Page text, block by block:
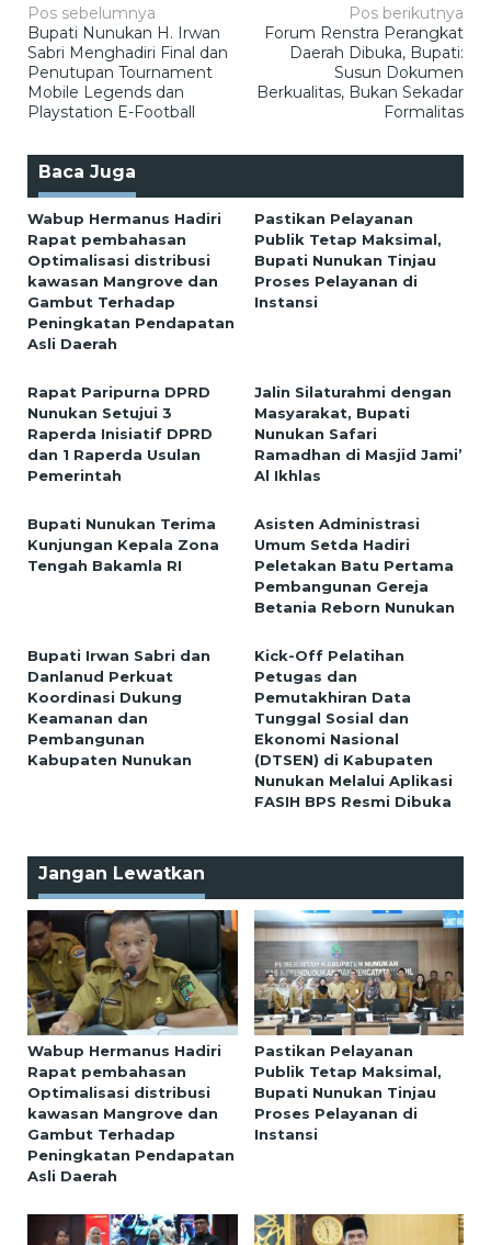
Navigasi
pos
Pos sebelumnya
Bupati Nunukan H. Irwan
Sabri Menghadiri Final dan
Penutupan Tournament
Mobile Legends dan
Playstation E-Football
Pos berikutnya
Forum Renstra Perangkat
Daerah Dibuka, Bupati:
Susun Dokumen
Berkualitas, Bukan Sekadar
Formalitas
Baca Juga
Wabup Hermanus Hadiri
Rapat pembahasan
Optimalisasi distribusi
kawasan Mangrove dan
Gambut Terhadap
Peningkatan Pendapatan
Asli Daerah
Pastikan Pelayanan
Publik Tetap Maksimal,
Bupati Nunukan Tinjau
Proses Pelayanan di
Instansi
Rapat Paripurna DPRD
Nunukan Setujui 3
Raperda Inisiatif DPRD
dan 1 Raperda Usulan
Pemerintah
Jalin Silaturahmi dengan
Masyarakat, Bupati
Nunukan Safari
Ramadhan di Masjid Jami’
Al Ikhlas
Bupati Nunukan Terima
Kunjungan Kepala Zona
Tengah Bakamla RI
Asisten Administrasi
Umum Setda Hadiri
Peletakan Batu Pertama
Pembangunan Gereja
Betania Reborn Nunukan
Bupati Irwan Sabri dan
Danlanud Perkuat
Koordinasi Dukung
Keamanan dan
Pembangunan
Kabupaten Nunukan
Kick-Off Pelatihan
Petugas dan
Pemutakhiran Data
Tunggal Sosial dan
Ekonomi Nasional
(DTSEN) di Kabupaten
Nunukan Melalui Aplikasi
FASIH BPS Resmi Dibuka
Jangan Lewatkan
Wabup Hermanus Hadiri
Rapat pembahasan
Optimalisasi distribusi
kawasan Mangrove dan
Gambut Terhadap
Peningkatan Pendapatan
Asli Daerah
Pastikan Pelayanan
Publik Tetap Maksimal,
Bupati Nunukan Tinjau
Proses Pelayanan di
Instansi